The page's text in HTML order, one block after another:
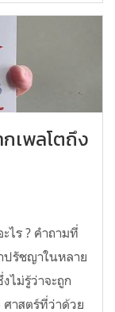
เพลโตถึง
ไร ? คำถามที่
ปรัชญาในหลาย
ไม่รู้ว่าจะถูก
าสตร์ที่ว่าด้วย